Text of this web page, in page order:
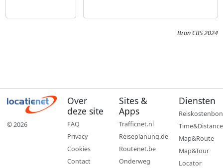
Bron CBS 2024
© 2026
Over
deze site
FAQ
Privacy
Cookies
Contact
Sites &
Apps
Trafficnet.nl
Reiseplanung.de
Routenet.be
Onderweg
Diensten
Reiskostenbon
Time&Distance
Map&Route
Map&Tour
Locator